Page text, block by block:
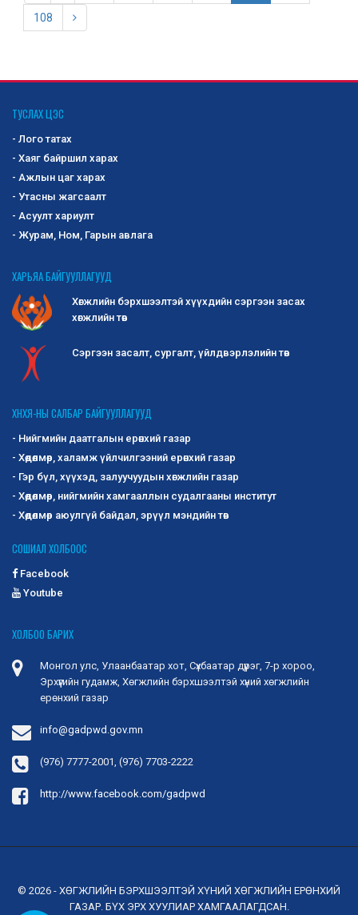
108
ТУСЛАХ ЦЭС
- Лого татах
- Хаяг байршил харах
- Ажлын цаг харах
- Утасны жагсаалт
- Асуулт хариулт
- Журам, Ном, Гарын авлага
ХАРЬЯА БАЙГУУЛЛАГУУД
Хөгжлийн бэрхшээлтэй хүүхдийн сэргээн засах
хөгжлийн төв
Сэргээн засалт, сургалт, үйлдвэрлэлийн төв
ХНХЯ-НЫ САЛБАР БАЙГУУЛЛАГУУД
- Нийгмийн даатгалын ерөнхий газар
- Хөдөлмөр, халамж үйлчилгээний ерөнхий газар
- Гэр бүл, хүүхэд, залуучуудын хөгжлийн газар
- Хөдөлмөр, нийгмийн хамгааллын судалгааны институт
- Хөдөлмөр аюулгүй байдал, эрүүл мэндийн төв
СОШИАЛ ХОЛБООС
Facebook
Youtube
ХОЛБОО БАРИХ
Монгол улс, Улаанбаатар хот, Сүхбаатар дүүрэг, 7-р хороо,
Эрхүүгийн гудамж, Хөгжлийн бэрхшээлтэй хүний хөгжлийн
ерөнхий газар
info@gadpwd.gov.mn
(976) 7777-2001, (976) 7703-2222
http://www.facebook.com/gadpwd
© 2026 - ХӨГЖЛИЙН БЭРХШЭЭЛТЭЙ ХҮНИЙ ХӨГЖЛИЙН ЕРӨНХИЙ
ГАЗАР. БҮХ ЭРХ ХУУЛИАР ХАМГААЛАГДСАН.